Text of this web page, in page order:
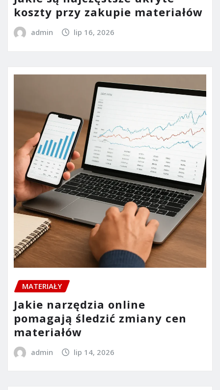
koszty przy zakupie materiałów
admin lip 16, 2026
MATERIAŁY
Jakie narzędzia online
pomagają śledzić zmiany cen
materiałów
admin lip 14, 2026